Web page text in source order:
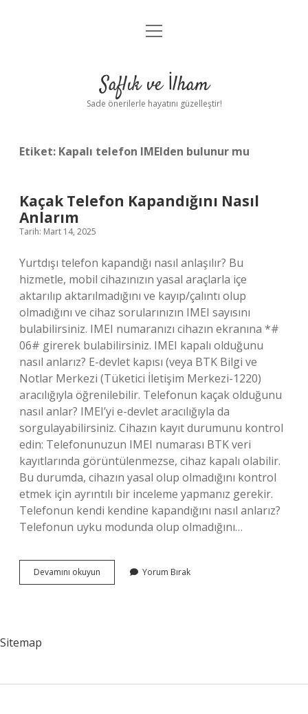
Anasayfa
Yasal Uyarı
menüyü
Saflık ve İlham
Sade önerilerle hayatını güzelleştir!
Etiket: Kapalı telefon IMEIden bulunur mu
Kaçak Telefon Kapandığını Nasıl
Anlarım
Tarih: Mart 14, 2025
Yurtdışı telefon kapandığı nasıl anlaşılır? Bu
hizmetle, mobil cihazınızın yasal araçlarla içe
aktarılıp aktarılmadığını ve kayıp/çalıntı olup
olmadığını ve cihaz sorularınızın IMEI sayısını
bulabilirsiniz. IMEI numaranızı cihazın ekranına *#
06# girerek bulabilirsiniz. IMEI kapalı olduğunu
nasıl anlarız? E-devlet kapısı (veya BTK Bilgi ve
Notlar Merkezi (Tüketici İletişim Merkezi-1220)
aracılığıyla öğrenilebilir. Telefonun kaçak olduğunu
nasıl anlar? IMEI’yi e-devlet aracılığıyla da
sorgulayabilirsiniz. Cihazın kayıt durumunu kontrol
edin: Telefonunuzun IMEI numarası BTK veri
kayıtlarında görüntülenmezse, cihaz kapalı olabilir.
Bu durumda, cihazın yasal olup olmadığını kontrol
etmek için ayrıntılı bir inceleme yapmanız gerekir.
Telefonun kendi kendine kapandığını nasıl anlarız?
Telefonun uyku modunda olup olmadığını…
Devamını okuyun
Telefon
Yorum Bırak
Sitemap